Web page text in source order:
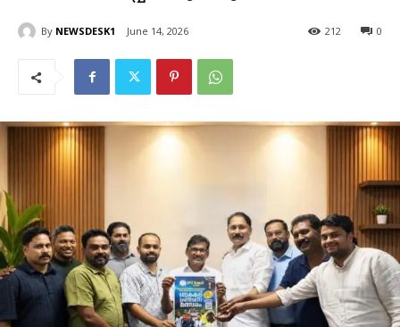
By NEWSDESK1 June 14, 2026 0
212